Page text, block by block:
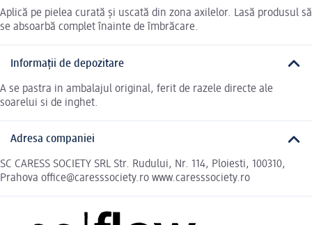
Aplică pe pielea curată și uscată din zona axilelor. Lasă produsul să
se absoarbă complet înainte de îmbrăcare.
Informații de depozitare
A se pastra in ambalajul original, ferit de razele directe ale
soarelui si de inghet.
Adresa companiei
SC CARESS SOCIETY SRL Str. Rudului, Nr. 114, Ploiesti, 100310,
Prahova office@caresssociety.ro www.caresssociety.ro